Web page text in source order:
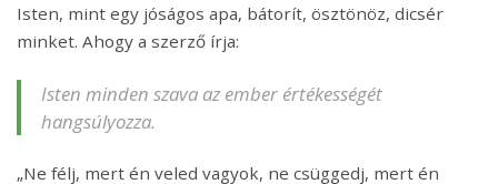
Isten, mint egy jóságos apa, bátorít, ösztönöz, dicsér
minket. Ahogy a szerző írja:
Isten minden szava az ember értékességét
hangsúlyozza.
„Ne félj, mert én veled vagyok, ne csüggedj, mert én